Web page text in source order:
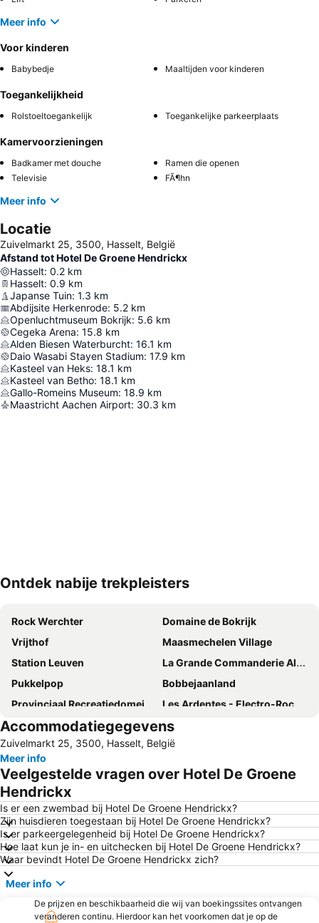
Meer info
Voor kinderen
Babybedje Maaltijden voor kinderen
Toegankelijkheid
Rolstoeltoegankelijk Toegankelijke parkeerplaats
Kamervoorzieningen
Badkamer met douche
Ramen die openen
Televisie
FÃ¶hn
Meer info
Locatie
Zuivelmarkt 25, 3500, Hasselt, België
Afstand tot Hotel De Groene Hendrickx
Hasselt: 0.2 km
Hasselt: 0.9 km
Japanse Tuin: 1.3 km
Abdijsite Herkenrode: 5.2 km
Openluchtmuseum Bokrijk: 5.6 km
Cegeka Arena: 15.8 km
Alden Biesen Waterburcht: 16.1 km
Daio Wasabi Stayen Stadium: 17.9 km
Kasteel van Heks: 18.1 km
Kasteel van Betho: 18.1 km
Gallo-Romeins Museum: 18.9 km
Maastricht Aachen Airport: 30.3 km
Kaart uitvouwen
Ontdek nabije trekpleisters
Rock Werchter
Domaine de Bokrijk
Vrijthof
Maasmechelen Village
Station Leuven
La Grande Commanderie Alden Biesen
Pukkelpop
Bobbejaanland
Provinciaal Recreatiedomein Zilvermeer
Les Ardentes - Electro-Rock Music Festival
Nationaal Park Hoge Kempen
Liège-Guillemins
Winterland Hasselt
Plopsa Indoor Hasselt
Station Maastricht
MECC
Place Saint-Lambert
Mondoverde
Wild- en wandelpark Molenheide
L'Abbaye du Val Dieu
Bedevaartsoort Scherpenheuvel
Hasselt Sing
Provinciedomein Kessel-Lo
Wintersportparadijs SnowWorld Landgraaf
Maastricht Aachen Airport
Leuven in Scene
Olmense zoo
Liege Airport
Accommodatiegegevens
Zuivelmarkt 25, 3500, Hasselt, België
Meer info
Veelgestelde vragen over Hotel De Groene
Hendrickx
Is er een zwembad bij Hotel De Groene Hendrickx?
Zijn huisdieren toegestaan bij Hotel De Groene Hendrickx?
Is er parkeergelegenheid bij Hotel De Groene Hendrickx?
Hoe laat kun je in- en uitchecken bij Hotel De Groene Hendrickx?
Waar bevindt Hotel De Groene Hendrickx zich?
Meer info
De prijzen en beschikbaarheid die wij van boekingssites ontvangen
veranderen continu. Hierdoor kan het voorkomen dat je op de